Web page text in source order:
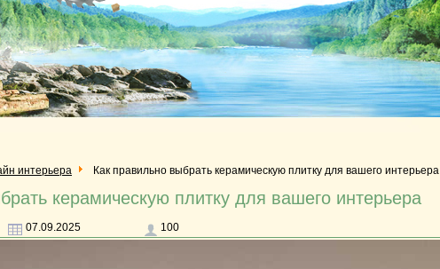
интерьера Как правильно выбрать керамическую плитку для вашего интерьера
керамическую плитку для вашего интерьера
07.09.2025 100